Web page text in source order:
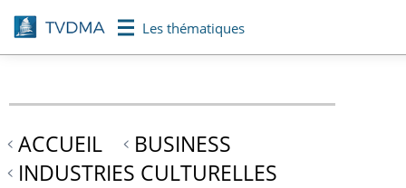
Aller
au
contenu
Les thématiques
ACCUEIL
BUSINESS
INDUSTRIES CULTURELLES